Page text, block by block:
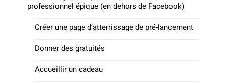
professionnel épique (en dehors de Facebook)
Créer une page d’atterrissage de pré-lancement
Donner des gratuités
Accueillir un cadeau